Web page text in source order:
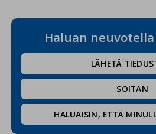
Haluan
LÄHETÄ
SOITAN
HALUAISIN, ETTÄ